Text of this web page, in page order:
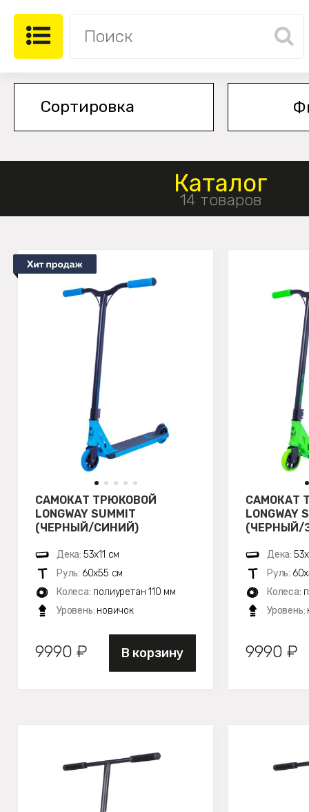
Каталог
14 товаров
САМОКАТ ТРЮКОВОЙ
LONGWAY SUMMIT
(ЧЕРНЫЙ/СИНИЙ)
Дека: 53х11 см
Руль: 60х55 см
Колеса: полиуретан 110 мм
Уровень: новичок
9990 ₽ В корзину
САМОКАТ
LONGWAY
(ЧЕРНЫЙ/
Дека:
Руль:
Колеса:
Уровень:
9990 ₽